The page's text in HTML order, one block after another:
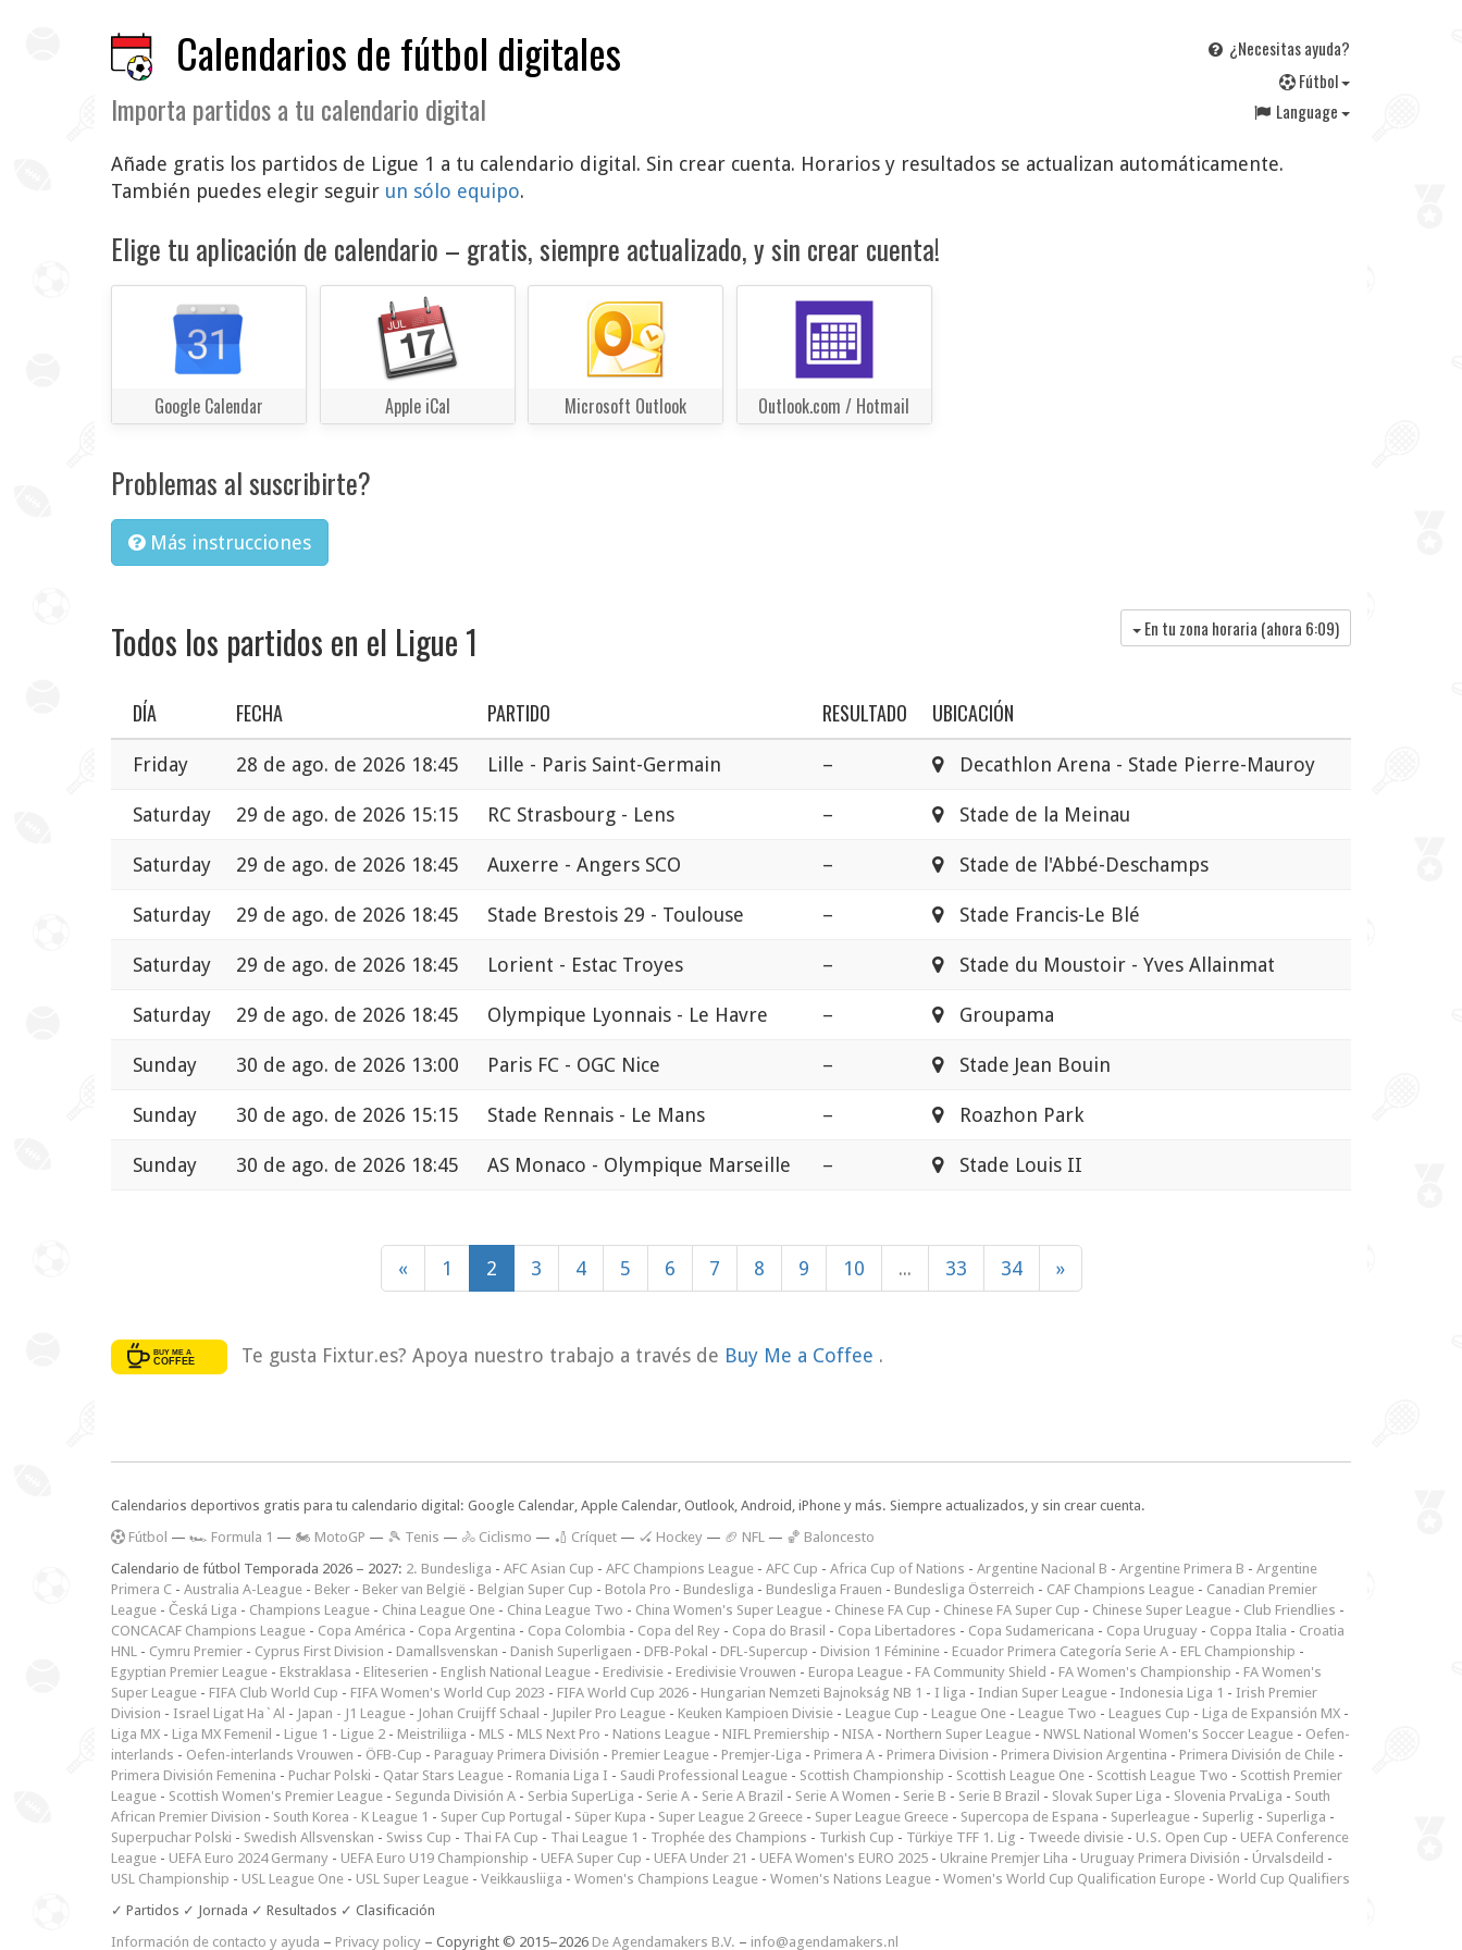
Calendarios de fútbol digitales
Importa partidos a tu calendario digital
¿Necesitas ayuda?
Fútbol
Language
Añade gratis los partidos de Ligue 1 a tu calendario digital. Sin crear cuenta. Horarios y resultados se actualizan automáticamente.
También puedes elegir seguir un sólo equipo.
Elige tu aplicación de calendario – gratis, siempre actualizado, y sin crear cuenta!
Google Calendar Apple iCal Microsoft Outlook Outlook.com / Hotmail
Problemas al suscribirte?
Más instrucciones
Todos los partidos en el Ligue 1 En tu zona horaria (ahora 6:09)
DÍA FECHA PARTIDO RESULTADO UBICACIÓN
Friday 28 de ago. de 2026 18:45 Lille - Paris Saint-Germain – Decathlon Arena - Stade Pierre-Mauroy
Saturday 29 de ago. de 2026 15:15 RC Strasbourg - Lens – Stade de la Meinau
Saturday 29 de ago. de 2026 18:45 Auxerre - Angers SCO – Stade de l'Abbé-Deschamps
Saturday 29 de ago. de 2026 18:45 Stade Brestois 29 - Toulouse – Stade Francis-Le Blé
Saturday 29 de ago. de 2026 18:45 Lorient - Estac Troyes – Stade du Moustoir - Yves Allainmat
Saturday 29 de ago. de 2026 18:45 Olympique Lyonnais - Le Havre – Groupama
Sunday 30 de ago. de 2026 13:00 Paris FC - OGC Nice – Stade Jean Bouin
Sunday 30 de ago. de 2026 15:15 Stade Rennais - Le Mans – Roazhon Park
Sunday 30 de ago. de 2026 18:45 AS Monaco - Olympique Marseille – Stade Louis II
« 1 2 3 4 5 6 7 8 9 10 ... 33 34 »
Te gusta Fixtur.es? Apoya nuestro trabajo a través de Buy Me a Coffee .
Calendarios deportivos gratis para tu calendario digital: Google Calendar, Apple Calendar, Outlook, Android, iPhone y más. Siempre actualizados, y sin crear cuenta.
Fútbol — 🏎️ Formula 1 — 🏍 MotoGP — 🎾 Tenis — 🚴 Ciclismo — 🏏 Críquet — 🏑 Hockey — 🏈 NFL — 🏀 Baloncesto
Calendario de fútbol Temporada 2026 – 2027: 2. Bundesliga - AFC Asian Cup - AFC Champions League - AFC Cup - Africa Cup of Nations - Argentine Nacional B - Argentine Primera B - Argentine
Primera C - Australia A-League - Beker - Beker van België - Belgian Super Cup - Botola Pro - Bundesliga - Bundesliga Frauen - Bundesliga Österreich - CAF Champions League - Canadian Premier
League - Česká Liga - Champions League - China League One - China League Two - China Women's Super League - Chinese FA Cup - Chinese FA Super Cup - Chinese Super League - Club Friendlies -
CONCACAF Champions League - Copa América - Copa Argentina - Copa Colombia - Copa del Rey - Copa do Brasil - Copa Libertadores - Copa Sudamericana - Copa Uruguay - Coppa Italia - Croatia
HNL - Cymru Premier - Cyprus First Division - Damallsvenskan - Danish Superligaen - DFB-Pokal - DFL-Supercup - Division 1 Féminine - Ecuador Primera Categoría Serie A - EFL Championship -
Egyptian Premier League - Ekstraklasa - Eliteserien - English National League - Eredivisie - Eredivisie Vrouwen - Europa League - FA Community Shield - FA Women's Championship - FA Women's
Super League - FIFA Club World Cup - FIFA Women's World Cup 2023 - FIFA World Cup 2026 - Hungarian Nemzeti Bajnokság NB 1 - I liga - Indian Super League - Indonesia Liga 1 - Irish Premier
Division - Israel Ligat Ha`Al - Japan - J1 League - Johan Cruijff Schaal - Jupiler Pro League - Keuken Kampioen Divisie - League Cup - League One - League Two - Leagues Cup - Liga de Expansión MX -
Liga MX - Liga MX Femenil - Ligue 1 - Ligue 2 - Meistriliiga - MLS - MLS Next Pro - Nations League - NIFL Premiership - NISA - Northern Super League - NWSL National Women's Soccer League - Oefen-
interlands - Oefen-interlands Vrouwen - ÖFB-Cup - Paraguay Primera División - Premier League - Premjer-Liga - Primera A - Primera Division - Primera Division Argentina - Primera División de Chile -
Primera División Femenina - Puchar Polski - Qatar Stars League - Romania Liga I - Saudi Professional League - Scottish Championship - Scottish League One - Scottish League Two - Scottish Premier
League - Scottish Women's Premier League - Segunda División A - Serbia SuperLiga - Serie A - Serie A Brazil - Serie A Women - Serie B - Serie B Brazil - Slovak Super Liga - Slovenia PrvaLiga - South
African Premier Division - South Korea - K League 1 - Super Cup Portugal - Süper Kupa - Super League 2 Greece - Super League Greece - Supercopa de Espana - Superleague - Superlig - Superliga -
Superpuchar Polski - Swedish Allsvenskan - Swiss Cup - Thai FA Cup - Thai League 1 - Trophée des Champions - Turkish Cup - Türkiye TFF 1. Lig - Tweede divisie - U.S. Open Cup - UEFA Conference
League - UEFA Euro 2024 Germany - UEFA Euro U19 Championship - UEFA Super Cup - UEFA Under 21 - UEFA Women's EURO 2025 - Ukraine Premjer Liha - Uruguay Primera División - Úrvalsdeild -
USL Championship - USL League One - USL Super League - Veikkausliiga - Women's Champions League - Women's Nations League - Women's World Cup Qualification Europe - World Cup Qualifiers
✓ Partidos ✓ Jornada ✓ Resultados ✓ Clasificación
Información de contacto y ayuda – Privacy policy – Copyright © 2015–2026 De Agendamakers B.V. – info@agendamakers.nl